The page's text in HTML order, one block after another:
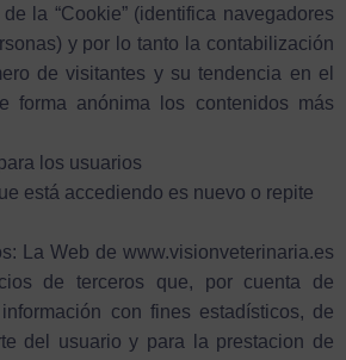
la “Cookie” (identifica navegadores
y por lo tanto la contabilización
de visitantes y su tendencia en el
forma anónima los contenidos más
los usuarios
está accediendo es nuevo o repite
La Web de www.visionveterinaria.es
de terceros que, por cuenta de
con fines estadísticos, de
del usuario y para la prestacion de